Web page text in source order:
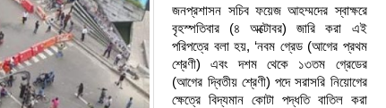
জনপ্রশাসন সচিব ফয়েজ আহম্মদের স্বাক্ষরে
বৃহস্পতিবার (৪ অক্টোবর) জারি করা এই
পরিপত্রে বলা হয়, ‘নবম গ্রেড (আগের প্রথম
শ্রেণী) এবং দশম থেকে ১৩তম গ্রেডের
(আগের দ্বিতীয় শ্রেণী) পদে সরাসরি নিয়োগের
ক্ষেত্রে বিদ্যমান কোটা পদ্ধতি বাতিল করা